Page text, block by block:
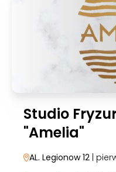
Studio
"Amelia"
AL. Legionow 12 |